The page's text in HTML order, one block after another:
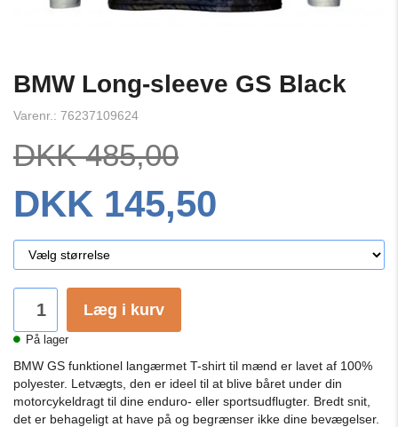
BMW Long-sleeve GS Black
Varenr.: 76237109624
DKK 485,00
DKK 145,50
Læg i kurv
På lager
BMW GS funktionel langærmet T-shirt til mænd er lavet af 100%
polyester. Letvægts, den er ideel til at blive båret under din
motorcykeldragt til dine enduro- eller sportsudflugter. Bredt snit,
det er behageligt at have på og begrænser ikke dine bevægelser.